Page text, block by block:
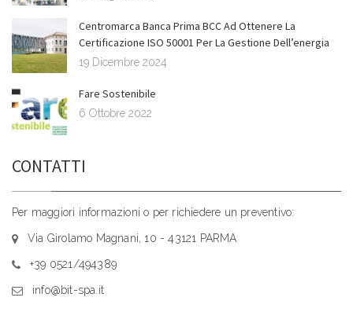
Centromarca Banca Prima BCC Ad Ottenere La
Certificazione ISO 50001 Per La Gestione Dell’energia
19 Dicembre 2024
Fare Sostenibile
6 Ottobre 2022
CONTATTI
Per maggiori informazioni o per richiedere un preventivo:
Via Girolamo Magnani, 10 - 43121 PARMA
+39 0521/494389
info@bit-spa.it